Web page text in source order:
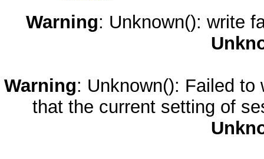
Warning: Unknown(): write
Warning: Unknown(): Failed
that the current setting of